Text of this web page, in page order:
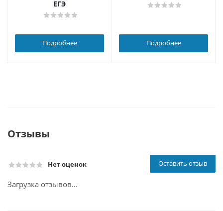
ЕГЭ
Подробнее Подробнее
Отзывы
Нет оценок Оставить отзыв
Загрузка отзывов...